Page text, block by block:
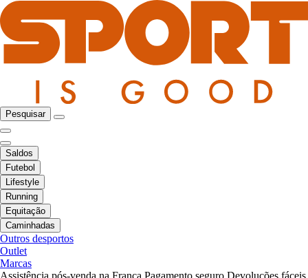
Pesquisar
Saldos
Futebol
Lifestyle
Running
Equitação
Caminhadas
Outros desportos
Outlet
Marcas
Assistência pós-venda na França Pagamento seguro Devoluções fáceis